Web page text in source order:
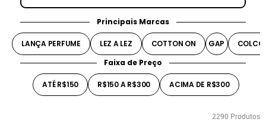
Principais Marcas
LANÇA PERFUME LEZ A LEZ COTTON ON GAP
COLCCI
Faixa de Preço
ATÉ R$150 R$150 A R$300 ACIMA DE R$300
2290 Produtos